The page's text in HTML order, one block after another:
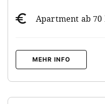
Apartment ab
MEHR INFO